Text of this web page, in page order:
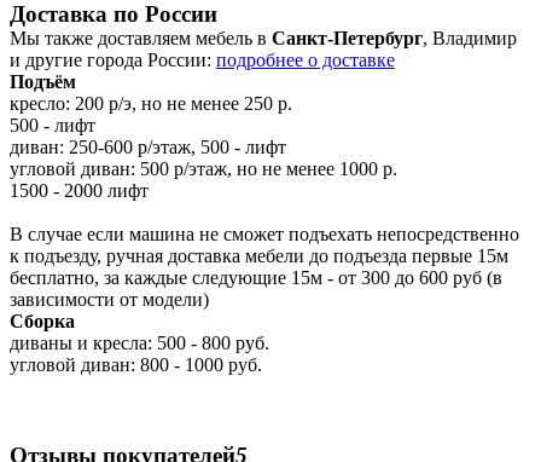
Доставка по России
Мы также доставляем мебель в Санкт-Петербург, Владимир
и другие города России: подробнее о доставке
Подъём
кресло: 200 р/э, но не менее 250 р.
500 - лифт
диван: 250-600 р/этаж, 500 - лифт
угловой диван: 500 р/этаж, но не менее 1000 р.
1500 - 2000 лифт
В случае если машина не сможет подъехать непосредственно
к подъезду, ручная доставка мебели до подъезда первые 15м
бесплатно, за каждые следующие 15м - от 300 до 600 руб (в
зависимости от модели)
Сборка
диваны и кресла: 500 - 800 руб.
угловой диван: 800 - 1000 руб.
Отзывы покупателей5